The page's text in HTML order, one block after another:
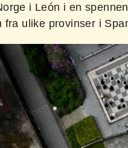
i León i en
fra ulike provinser i